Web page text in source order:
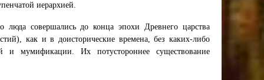
иерархией.
люда совершались до конца эпохи Древнего царства
как и в доисторические времена, без каких-либо
и мумификации. Их потустороннее существование